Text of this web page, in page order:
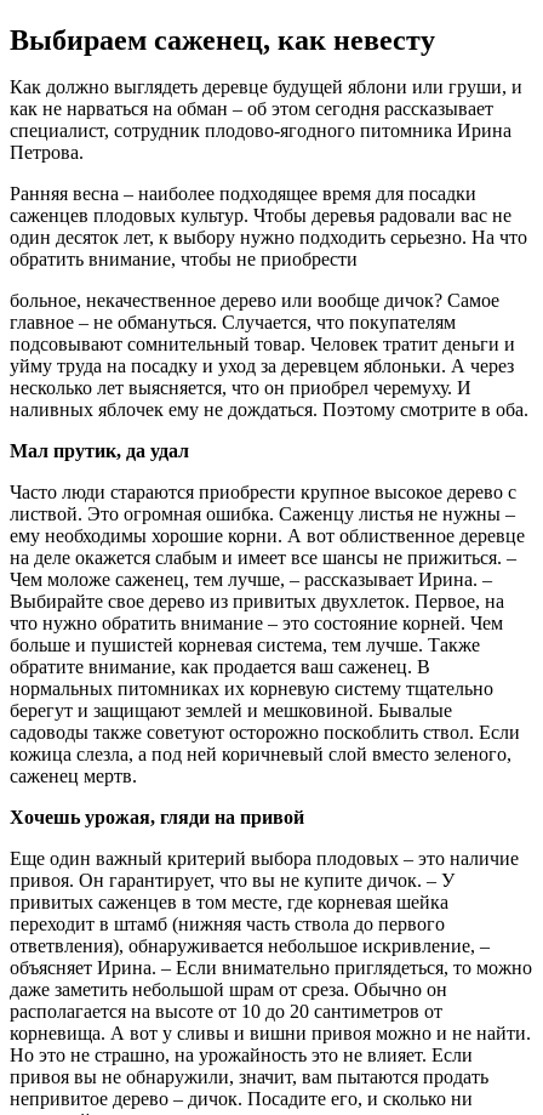
Выбираем саженец, как невесту
Как должно выглядеть деревце будущей яблони или груши, и
как не нарваться на обман – об этом сегодня рассказывает
специалист, сотрудник плодово-ягодного питомника Ирина
Петрова.
Ранняя весна – наиболее подходящее время для посадки
саженцев плодовых культур. Чтобы деревья радовали вас не
один десяток лет, к выбору нужно подходить серьезно. На что
обратить внимание, чтобы не приобрести
больное, некачественное дерево или вообще дичок? Самое
главное – не обмануться. Случается, что покупателям
подсовывают сомнительный товар. Человек тратит деньги и
уйму труда на посадку и уход за деревцем яблоньки. А через
несколько лет выясняется, что он приобрел черемуху. И
наливных яблочек ему не дождаться. Поэтому смотрите в оба.
Мал прутик, да удал
Часто люди стараются приобрести крупное высокое дерево с
листвой. Это огромная ошибка. Саженцу листья не нужны –
ему необходимы хорошие корни. А вот облиственное деревце
на деле окажется слабым и имеет все шансы не прижиться. –
Чем моложе саженец, тем лучше, – рассказывает Ирина. –
Выбирайте свое дерево из привитых двухлеток. Первое, на
что нужно обратить внимание – это состояние корней. Чем
больше и пушистей корневая система, тем лучше. Также
обратите внимание, как продается ваш саженец. В
нормальных питомниках их корневую систему тщательно
берегут и защищают землей и мешковиной. Бывалые
садоводы также советуют осторожно поскоблить ствол. Если
кожица слезла, а под ней коричневый слой вместо зеленого,
саженец мертв.
Хочешь урожая, гляди на привой
Еще один важный критерий выбора плодовых – это наличие
привоя. Он гарантирует, что вы не купите дичок. – У
привитых саженцев в том месте, где корневая шейка
переходит в штамб (нижняя часть ствола до первого
ответвления), обнаруживается небольшое искривление, –
объясняет Ирина. – Если внимательно приглядеться, то можно
даже заметить небольшой шрам от среза. Обычно он
располагается на высоте от 10 до 20 сантиметров от
корневища. А вот у сливы и вишни привоя можно и не найти.
Но это не страшно, на урожайность это не влияет. Если
привоя вы не обнаружили, значит, вам пытаются продать
непривитое дерево – дичок. Посадите его, и сколько ни